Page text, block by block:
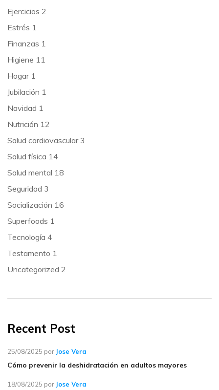
Ejercicios 2
Estrés 1
Finanzas 1
Higiene 11
Hogar 1
Jubilación 1
Navidad 1
Nutrición 12
Salud cardiovascular 3
Salud física 14
Salud mental 18
Seguridad 3
Socialización 16
Superfoods 1
Tecnología 4
Testamento 1
Uncategorized 2
Recent Post
25/08/2025 por Jose Vera
Cómo prevenir la deshidratación en adultos mayores
18/08/2025 por Jose Vera